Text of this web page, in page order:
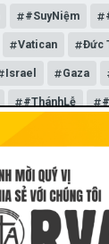
#SuyNiệm
Vatican Đức
Israel Gaza
#ThánhLễ
Lêô XIV
WITH US!